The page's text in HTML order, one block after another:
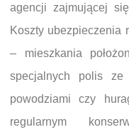
agencji zajmującej
Koszty ubezpieczenia
– mieszkania
specjalnych polis
powodziami czy
regularnym